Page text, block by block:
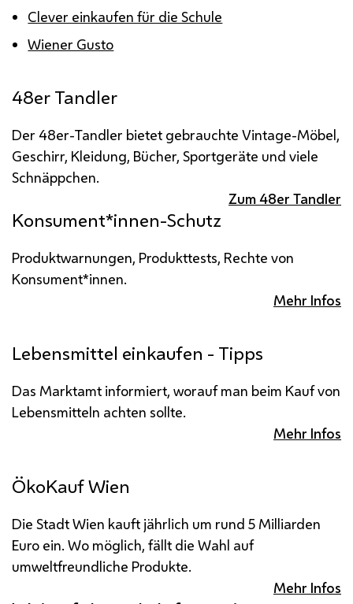
Clever einkaufen für die Schule
Wiener Gusto
48er Tandler
Der 48er-Tandler bietet gebrauchte Vintage-Möbel,
Geschirr, Kleidung, Bücher, Sportgeräte und viele
Schnäppchen.
Zum 48er Tandler
Konsument*innen-Schutz
Produktwarnungen, Produkttests, Rechte von
Konsument*innen.
Mehr Infos
Lebensmittel einkaufen - Tipps
Das Marktamt informiert, worauf man beim Kauf von
Lebensmitteln achten sollte.
Mehr Infos
ÖkoKauf Wien
Die Stadt Wien kauft jährlich um rund 5 Milliarden
Euro ein. Wo möglich, fällt die Wahl auf
umweltfreundliche Produkte.
Mehr Infos